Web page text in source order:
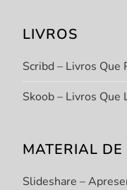
LIVROS
Scribd – Livros Que
Skoob – Livros Que
MATERIAL
Slideshare –